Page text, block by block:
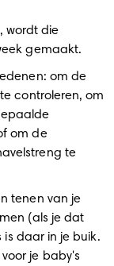
wordt die
gemaakt.
om de
controleren, om
om de
te
tenen van je
(als je dat
is daar in je buik.
je baby's